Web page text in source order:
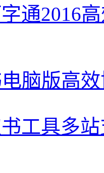
通2016
脑版高
工具多